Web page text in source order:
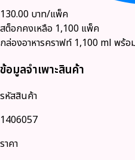
130.00 บาท/แพ็ค
สต็อกคงเหลือ 1,100 แพ็ค
กล่องอาหารคราฟท์ 1,100 ml พร้
ข้อมูลจำเพาะสินค้า
รหัสสินค้า
1406057
ราคา